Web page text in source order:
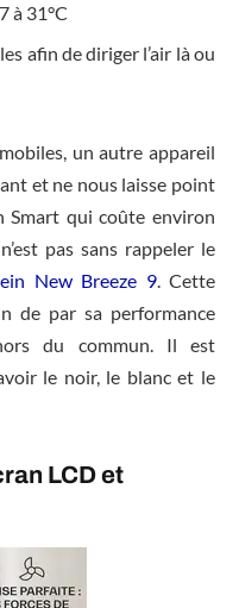
à 31°C
afin de diriger l’air là ou
un autre appareil
et ne nous laisse point
Smart qui coûte environ
pas sans rappeler le
New Breeze 9. Cette
de par sa performance
du commun. Il est
le noir, le blanc et le
LCD et